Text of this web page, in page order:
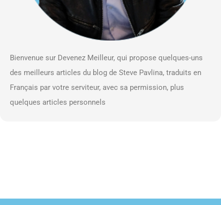
Bienvenue sur Devenez Meilleur, qui propose quelques-uns
des meilleurs articles du blog de Steve Pavlina, traduits en
Français par votre serviteur, avec sa permission, plus
quelques articles personnels